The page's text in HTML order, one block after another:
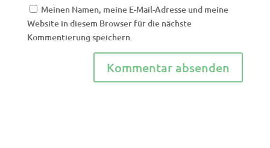
Meinen Namen, meine E-Mail-Adresse und meine
Website in diesem Browser für die nächste
Kommentierung speichern.